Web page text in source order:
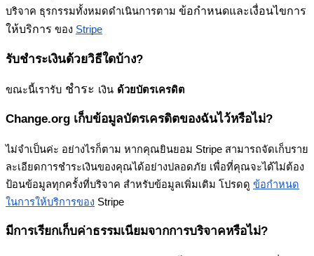
บรจาค ธรกรรมทงหมดดเนนการตาม ขอกหนดและเงอนไขการ
ใหบรการ ของ Stripe
รบชระเงนดวยวธใดบาง?
ขณะนเรารบ ชระ เงน ดวยบตรเครดต
Change.org เกบขอมลบตรเครดตของฉนไวหรอไม?
ไมจเปนคะ อยางไรกตาม หากคณยนยอม Stripe สามารถจดเกบราย
ละเอยดการชระเงนของคณไดอยางป ลอดภย เพอทคณจะไดไมตอง
ปอนขอมลทกครงทบรจาค สหรบขอมลเพมเตม โป รดด ขอกหนด
ในการใหบรการของ Stripe
มการเรยกเกบคาธรรมเนยมจากการบรจาคหรอไม?